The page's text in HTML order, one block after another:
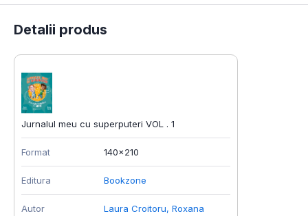
Detalii produs
Jurnalul meu cu superputeri VOL . 1
Format 140x210
Editura Bookzone
Autor Laura Croitoru, Roxana